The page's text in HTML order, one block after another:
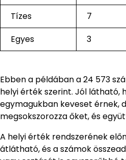
Tízes
7
Egyes
3
Ebben a példában a 24 573
helyi érték szerint. Jól látható,
egymagukban keveset érnek,
megsokszorozza őket, és
A helyi érték rendszerének
átlátható, és a számok